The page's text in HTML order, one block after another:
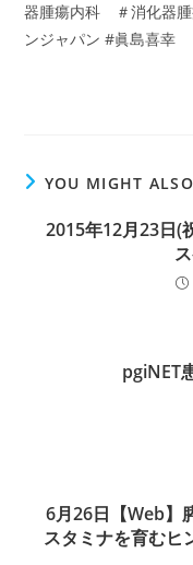
器腫瘍内科 ＃消化器
ンジャパン #眞島喜幸
YOU MIGHT
2015年12月23日(
pgiNET
6月26日【Web】
スタミナを育むヒ